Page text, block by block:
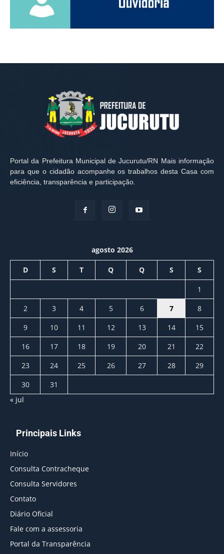
Portal da Prefeitura Municipal de Jucurutu/RN Mais informação
para que o cidadão acompanhe os trabalhos desta Casa com
eficiência, transparência e participação.
agosto 2026
D S T Q Q S S
1
2
3 4 5 6 7
8
9
10 11 12 13 14
15
16
17 18 19 20 21
22
23
24 25 26 27 28
29
30
31
« jul
Principais Links
Início
Consulta Contracheque
Consulta Servidores
Contato
Diário Oficial
Fale com a assessoria
Portal da Transparência